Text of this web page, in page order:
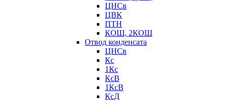
ЦНСв
ЦВК
ПТН
КОШ, 2КОШ
Отвод конденсата
ЦНСв
Кс
1Кс
КсВ
1КсВ
КсД